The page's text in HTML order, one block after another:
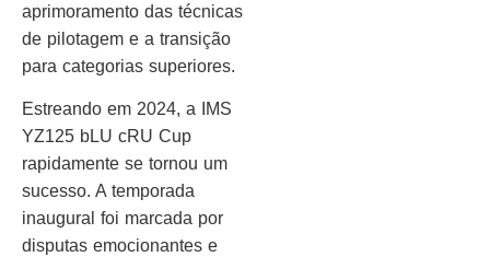
aprimoramento das técnicas
de pilotagem e a transição
para categorias superiores.
Estreando em 2024, a IMS
YZ125 bLU cRU Cup
rapidamente se tornou um
sucesso. A temporada
inaugural foi marcada por
disputas emocionantes e